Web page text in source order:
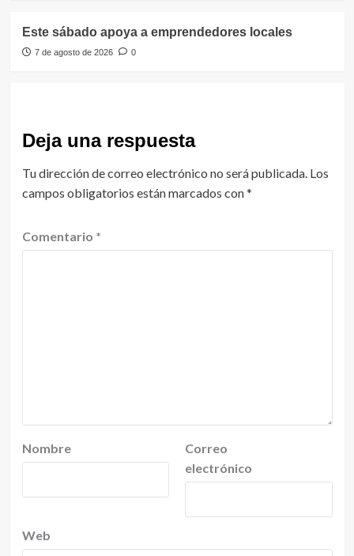
Este sábado apoya a emprendedores locales
7 de agosto de 2026 0
Deja una respuesta
Tu dirección de correo electrónico no será publicada. Los
campos obligatorios están marcados con*
Comentario *
Nombre
Correo
electrónico
Web